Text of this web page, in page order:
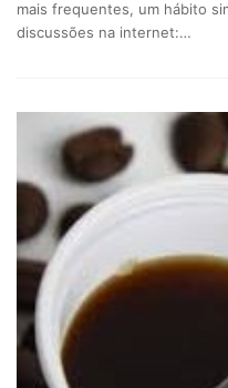
mais frequentes, um hábito
discussões na internet:…